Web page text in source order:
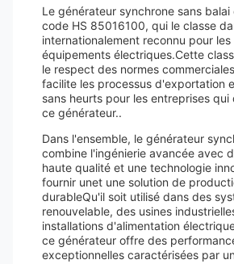
Le générateur synchrone sans
code HS 85016100, qui le classe
internationalement reconnu pour
équipements électriques.Cette
le respect des normes
facilite les processus d'exportation
sans heurts pour les entreprises
ce générateur..
Dans l'ensemble, le générateur
combine l'ingénierie avancée avec
haute qualité et une technologie
fournir unet une solution de
durableQu'il soit utilisé dans des
renouvelable, des usines
installations d'alimentation
ce générateur offre des
exceptionnelles caractérisées par